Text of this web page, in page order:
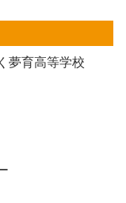
夢育高等学校